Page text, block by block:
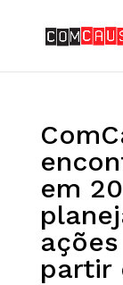
em
partir